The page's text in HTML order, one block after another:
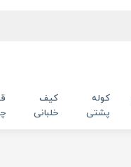
کوله
پشتی
کیف
خلبانی